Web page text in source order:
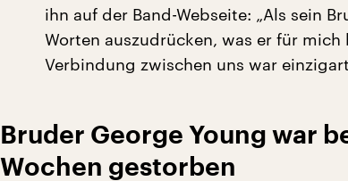
ihn auf der Band-Webseite: „Als sein
Worten auszudrücken, was er für
Verbindung zwischen uns war
Bruder George Young war
Wochen gestorben